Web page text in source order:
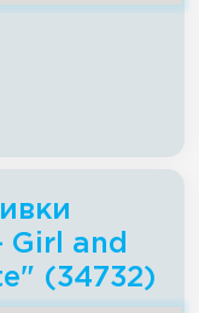
Girl and
(34732)